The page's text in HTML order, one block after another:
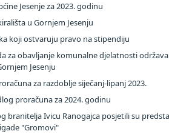
Jesenje za 2023. godinu
u Gornjem Jesenju
koji ostvaruju pravo na stipendiju
za obavljanje komunalne djelatnosti
Jesenju
za razdoblje siječanj-lipanj 2023.
proračuna za 2024. godinu
branitelja Ivicu Ranogajca posjetili su
"Gromovi"